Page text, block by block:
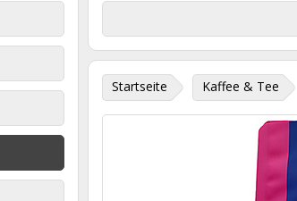
Startseite Kaffee & Tee